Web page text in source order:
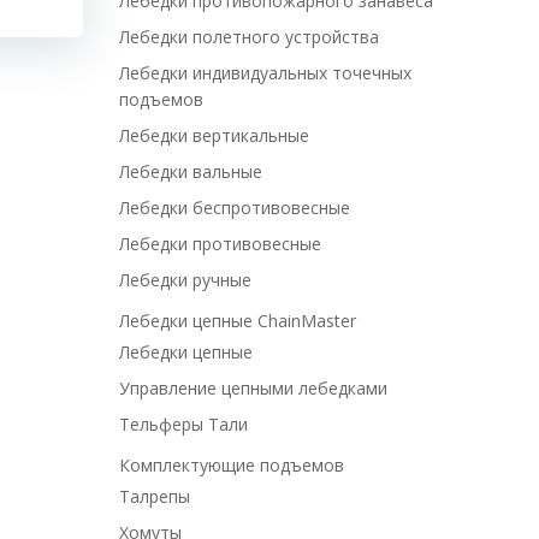
Лебедки полетного устройства
Лебедки индивидуальных точечных
подъемов
Лебедки вертикальные
Лебедки вальные
Лебедки беспротивовесные
Лебедки противовесные
Лебедки ручные
Лебедки цепные ChainMaster
Лебедки цепные
Управление цепными лебедками
Тельферы Тали
Комплектующие подъемов
Талрепы
Хомуты